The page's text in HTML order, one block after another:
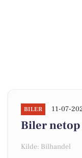
BILER 11-07-
Biler
Kilde: Bilhandel